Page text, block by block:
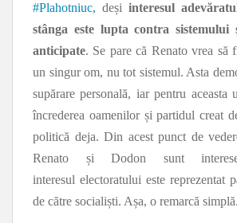
#Plahotniuc, deși interesul
stânga este lupta contra sistemului
anticipate. Se pare că Renato vrea să
un singur om, nu tot sistemul. Asta
supărare personală, iar pentru aceasta
încrederea oamenilor și partidul creat
politică deja. Din acest punct de
Renato și Dodon sunt
interesul electoratului este reprezentat
de către socialiști. Așa, o remarcă simplă.